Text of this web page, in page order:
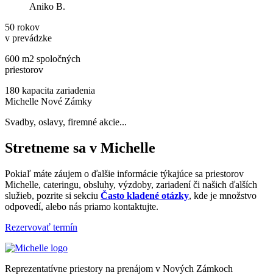
Aniko B.
50 rokov
v prevádzke
600 m2 spoločných
priestorov
180 kapacita zariadenia
Michelle Nové Zámky
Svadby, oslavy, firemné akcie...
Stretneme sa v Michelle
Pokiaľ máte záujem o ďalšie informácie týkajúce sa priestorov
Michelle, cateringu, obsluhy, výzdoby, zariadení či našich ďalších
služieb, pozrite si sekciu Často kladené otázky, kde je množstvo
odpovedí, alebo nás priamo kontaktujte.
Rezervovať termín
Reprezentatívne priestory na prenájom v Nových Zámkoch